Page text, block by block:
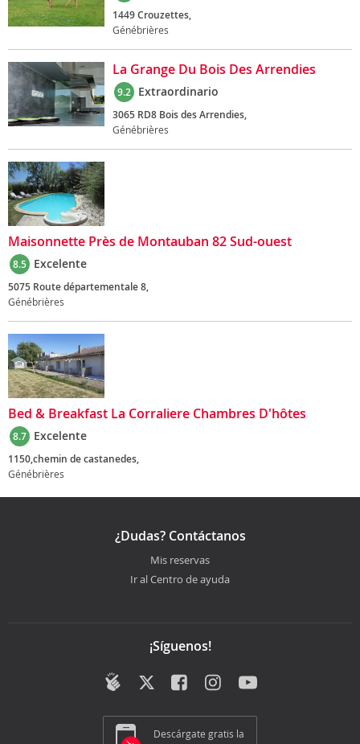
1449 Crouzettes,
Génébrières
La Grange Du Bois Des Arrendies
9.2 Extraordinario
3065 RD8 Bois des Arrendies,
Génébrières
Maisonnette Près de Montauban 82 Sud-ouest
8.5 Excelente
5075 Route départementale 8,
Génébrières
Bed & Breakfast La Corraliere Chambres D'hôtes
8.7 Excelente
1150,chemin de castanedes,
Génébrières
¿Dudas? Contáctanos
Mis reservas
Ir al Centro de ayuda
¡Síguenos!
Descárgate gratis la